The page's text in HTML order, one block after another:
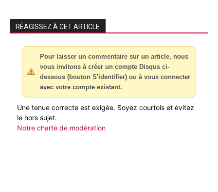
RÉAGISSEZ À CET ARTICLE
Pour laisser un commentaire sur un article, nous
vous invitons à créer un compte Disqus ci-
dessous (bouton S'identifier) ou à vous connecter
avec votre compte existant.
Une tenue correcte est exigée. Soyez courtois et évitez
le hors sujet.
Notre charte de modération